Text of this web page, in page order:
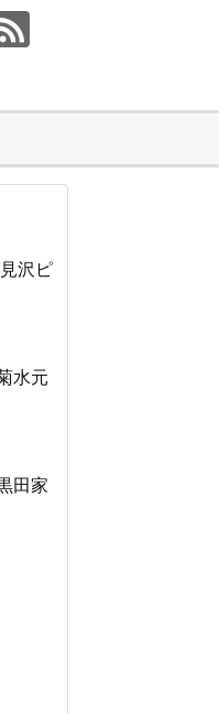
沢ピ
水元
田家